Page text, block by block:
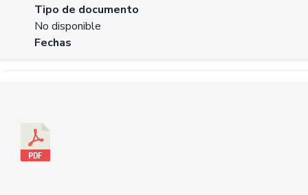
Tipo de documento
No disponible
Fechas